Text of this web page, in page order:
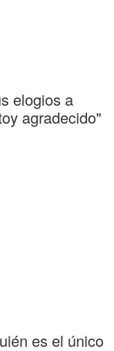
elogios a
agradecido"
es el único